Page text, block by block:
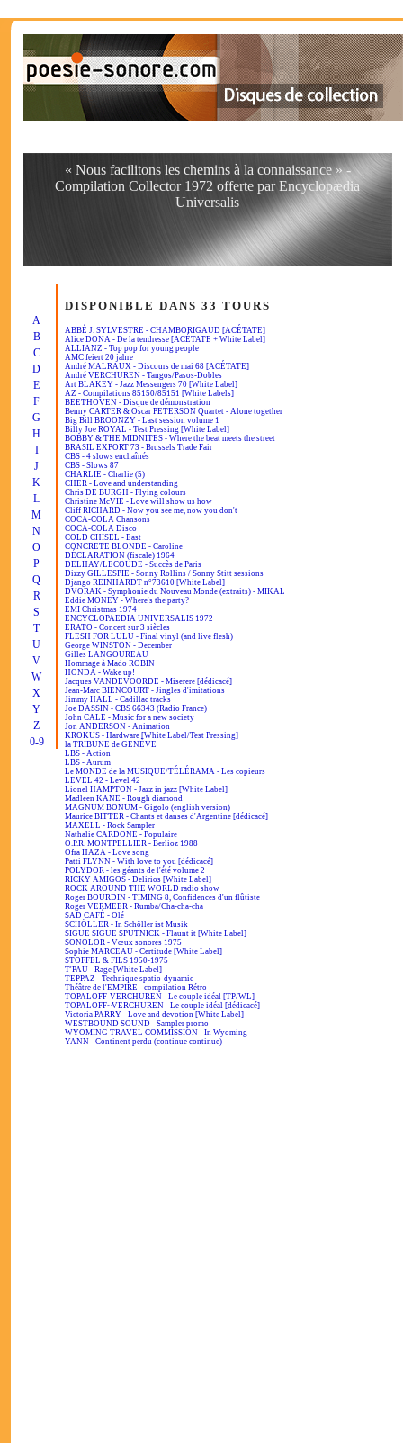
« Nous facilitons les chemins à la connaissance » -
Compilation Collector 1972 offerte par Encyclopædia
Universalis
A
B
C
D
E
F
G
H
I
J
K
L
M
N
O
P
Q
R
S
T
U
V
W
X
Y
Z
0-9
DISPONIBLE DANS 33 TOURS
ABBÉ J. SYLVESTRE - CHAMBORIGAUD [ACÉTATE]
Alice DONA - De la tendresse [ACÉTATE + White Label]
ALLIANZ - Top pop for young people
AMC feiert 20 jahre
André MALRAUX - Discours de mai 68 [ACÉTATE]
André VERCHUREN - Tangos/Pasos-Dobles
Art BLAKEY - Jazz Messengers 70 [White Label]
AZ - Compilations 85150/85151 [White Labels]
BEETHOVEN - Disque de démonstration
Benny CARTER & Oscar PETERSON Quartet - Alone together
Big Bill BROONZY - Last session volume 1
Billy Joe ROYAL - Test Pressing [White Label]
BOBBY & THE MIDNITES - Where the beat meets the street
BRASIL EXPORT 73 - Brussels Trade Fair
CBS - 4 slows enchaînés
CBS - Slows 87
CHARLIE - Charlie (5)
CHER - Love and understanding
Chris DE BURGH - Flying colours
Christine McVIE - Love will show us how
Cliff RICHARD - Now you see me, now you don't
COCA-COLA Chansons
COCA-COLA Disco
COLD CHISEL - East
CONCRETE BLONDE - Caroline
DÉCLARATION (fiscale) 1964
DELHAY/LECOUDE - Succès de Paris
Dizzy GILLESPIE - Sonny Rollins / Sonny Stitt sessions
Django REINHARDT n°73610 [White Label]
DVORAK - Symphonie du Nouveau Monde (extraits) - MIKAL
Eddie MONEY - Where's the party?
EMI Christmas 1974
ENCYCLOPAEDIA UNIVERSALIS 1972
ERATO - Concert sur 3 siècles
FLESH FOR LULU - Final vinyl (and live flesh)
George WINSTON - December
Gilles LANGOUREAU
Hommage à Mado ROBIN
HONDA - Wake up!
Jacques VANDEVOORDE - Miserere [dédicacé]
Jean-Marc BIENCOURT - Jingles d'imitations
Jimmy HALL - Cadillac tracks
Joe DASSIN - CBS 66343 (Radio France)
John CALE - Music for a new society
Jon ANDERSON - Animation
KROKUS - Hardware [White Label/Test Pressing]
la TRIBUNE de GENÈVE
LBS - Action
LBS - Aurum
Le MONDE de la MUSIQUE/TÉLÉRAMA - Les copieurs
LEVEL 42 - Level 42
Lionel HAMPTON - Jazz in jazz [White Label]
Madleen KANE - Rough diamond
MAGNUM BONUM - Gigolo (english version)
Maurice BITTER - Chants et danses d'Argentine [dédicacé]
MAXELL - Rock Sampler
Nathalie CARDONE - Populaire
O.P.R. MONTPELLIER - Berlioz 1988
Ofra HAZA - Love song
Patti FLYNN - With love to you [dédicacé]
POLYDOR - les géants de l'été volume 2
RICKY AMIGOS - Delirios [White Label]
ROCK AROUND THE WORLD radio show
Roger BOURDIN - TIMING 8, Confidences d'un flûtiste
Roger VERMEER - Rumba/Cha-cha-cha
SAD CAFÉ - Olé
SCHÖLLER - In Schöller ist Musik
SIGUE SIGUE SPUTNICK - Flaunt it [White Label]
SONOLOR - Vœux sonores 1975
Sophie MARCEAU - Certitude [White Label]
STOFFEL & FILS 1950-1975
T'PAU - Rage [White Label]
TEPPAZ - Technique spatio-dynamic
Théâtre de l'EMPIRE - compilation Rétro
TOPALOFF-VERCHUREN - Le couple idéal [TP/WL]
TOPALOFF~VERCHUREN - Le couple idéal [dédicacé]
Victoria PARRY - Love and devotion [White Label]
WESTBOUND SOUND - Sampler promo
WYOMING TRAVEL COMMISSION - In Wyoming
YANN - Continent perdu (continue continue)